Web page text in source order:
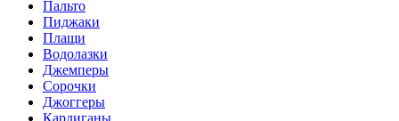
Пальто
Пиджаки
Плащи
Водолазки
Джемперы
Сорочки
Джоггеры
Кардиганы